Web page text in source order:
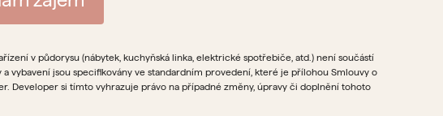
v půdorysu (nábytek, kuchyňská linka, elektrické spotřebiče, atd.) není součástí
vybavení jsou specifikovány ve standardním provedení, které je přílohou Smlouvy o
Developer si tímto vyhrazuje právo na případné změny, úpravy či doplnění tohoto